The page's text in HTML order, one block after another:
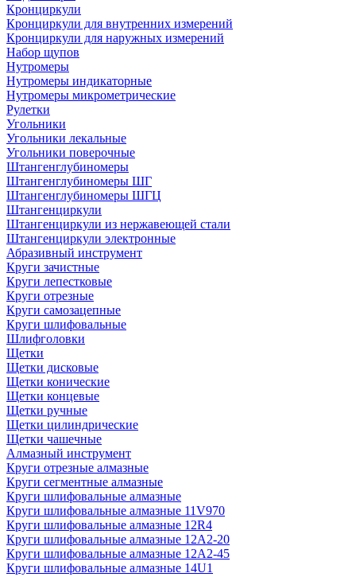
Кронциркули
Кронциркули для внутренних измерений
Кронциркули для наружных измерений
Набор щупов
Нутромеры
Нутромеры индикаторные
Нутромеры микрометрические
Рулетки
Угольники
Угольники лекальные
Угольники поверочные
Штангенглубиномеры
Штангенглубиномеры ШГ
Штангенглубиномеры ШГЦ
Штангенциркули
Штангенциркули из нержавеющей стали
Штангенциркули электронные
Абразивный инструмент
Круги зачистные
Круги лепестковые
Круги отрезные
Круги самозацепные
Круги шлифовальные
Шлифголовки
Щетки
Щетки дисковые
Щетки конические
Щетки концевые
Щетки ручные
Щетки цилиндрические
Щетки чашечные
Алмазный инструмент
Круги отрезные алмазные
Круги сегментные алмазные
Круги шлифовальные алмазные
Круги шлифовальные алмазные 11V970
Круги шлифовальные алмазные 12R4
Круги шлифовальные алмазные 12А2-20
Круги шлифовальные алмазные 12А2-45
Круги шлифовальные алмазные 14U1